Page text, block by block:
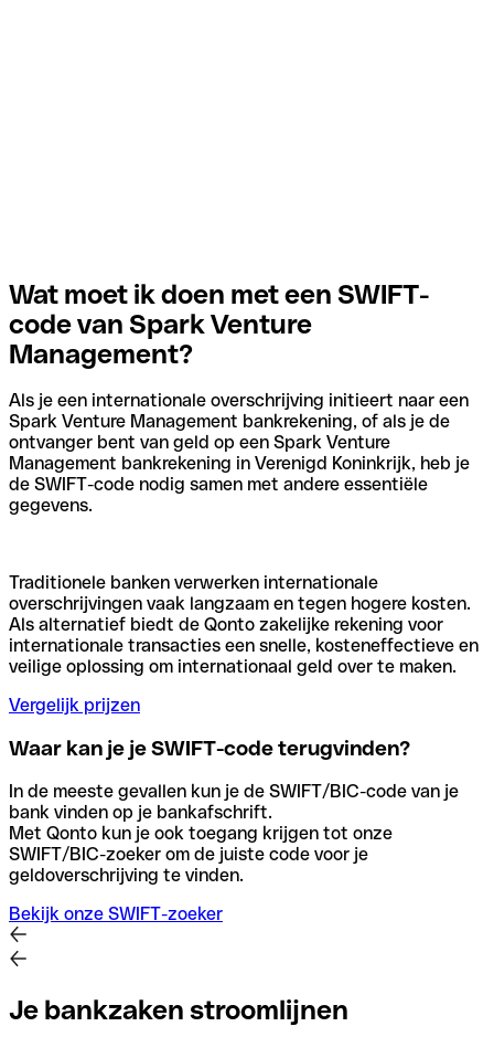
Wat moet ik doen met een SWIFT-
code van Spark Venture
Management?
Als je een internationale overschrijving initieert naar een
Spark Venture Management bankrekening, of als je de
ontvanger bent van geld op een Spark Venture
Management bankrekening in Verenigd Koninkrijk, heb je
de SWIFT-code nodig samen met andere essentiële
gegevens.
Traditionele banken verwerken internationale
overschrijvingen vaak langzaam en tegen hogere kosten.
Als alternatief biedt de Qonto zakelijke rekening voor
internationale transacties een snelle, kosteneffectieve en
veilige oplossing om internationaal geld over te maken.
Vergelijk prijzen
Waar kan je je SWIFT-code terugvinden?
In de meeste gevallen kun je de SWIFT/BIC-code van je
bank vinden op je bankafschrift.
Met Qonto kun je ook toegang krijgen tot onze
SWIFT/BIC-zoeker om de juiste code voor je
geldoverschrijving te vinden.
Bekijk onze SWIFT-zoeker
Je bankzaken stroomlijnen